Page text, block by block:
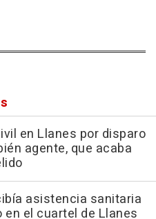
en Llanes por disparo
agente, que acaba
asistencia sanitaria
el cuartel de Llanes